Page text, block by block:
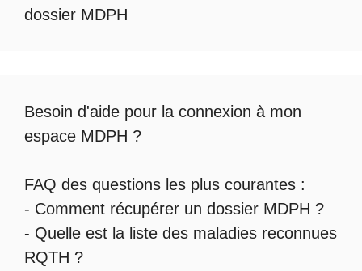
dossier MDPH
Besoin d'aide pour la connexion à mon
espace MDPH ?
FAQ des questions les plus courantes :
- Comment récupérer un dossier MDPH ?
- Quelle est la liste des maladies reconnues
RQTH ?